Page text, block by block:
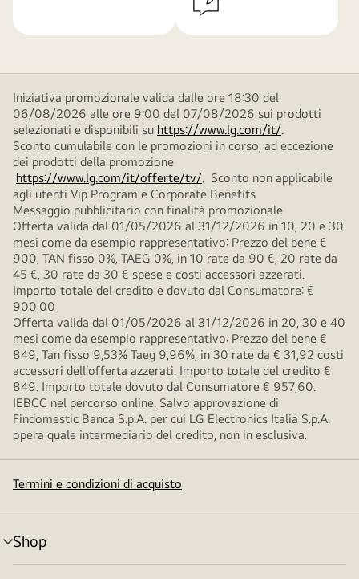
Iniziativa promozionale valida dalle ore 18:30 del
06/08/2026 alle ore 9:00 del 07/08/2026 sui prodotti
selezionati e disponibili su https://www.lg.com/it/.
Sconto cumulabile con le promozioni in corso, ad eccezione
dei prodotti della promozione
https://www.lg.com/it/offerte/tv/. Sconto non applicabile
agli utenti Vip Program e Corporate Benefits
Messaggio pubblicitario con finalità promozionale
Offerta valida dal 01/05/2026 al 31/12/2026 in 10, 20 e 30
mesi come da esempio rappresentativo: Prezzo del bene €
900, TAN fisso 0%, TAEG 0%, in 10 rate da 90 €, 20 rate da
45 €, 30 rate da 30 € spese e costi accessori azzerati.
Importo totale del credito e dovuto dal Consumatore: €
900,00
Offerta valida dal 01/05/2026 al 31/12/2026 in 20, 30 e 40
mesi come da esempio rappresentativo: Prezzo del bene €
849, Tan fisso 9,53% Taeg 9,96%, in 30 rate da € 31,92 costi
accessori dell’offerta azzerati. Importo totale del credito €
849. Importo totale dovuto dal Consumatore € 957,60.
IEBCC nel percorso online. Salvo approvazione di
Findomestic Banca S.p.A. per cui LG Electronics Italia S.p.A.
opera quale intermediario del credito, non in esclusiva.
Termini e condizioni di acquisto
Shop
Attivazione
menu